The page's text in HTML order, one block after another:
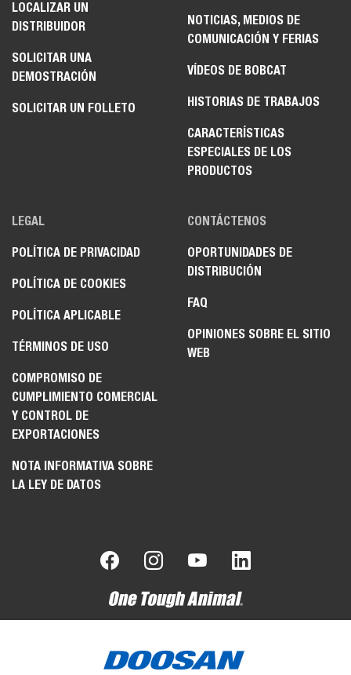
LOCALIZAR UN
DISTRIBUIDOR
SOLICITAR UNA
DEMOSTRACIÓN
SOLICITAR UN FOLLETO
NOTICIAS, MEDIOS DE
COMUNICACIÓN Y FERIAS
VÍDEOS DE BOBCAT
HISTORIAS DE TRABAJOS
CARACTERÍSTICAS
ESPECIALES DE LOS
PRODUCTOS
LEGAL
POLÍTICA DE PRIVACIDAD
POLÍTICA DE COOKIES
POLÍTICA APLICABLE
TÉRMINOS DE USO
COMPROMISO DE
CUMPLIMIENTO COMERCIAL
Y CONTROL DE
EXPORTACIONES
NOTA INFORMATIVA SOBRE
LA LEY DE DATOS
CONTÁCTENOS
OPORTUNIDADES DE
DISTRIBUCIÓN
FAQ
OPINIONES SOBRE EL SITIO
WEB